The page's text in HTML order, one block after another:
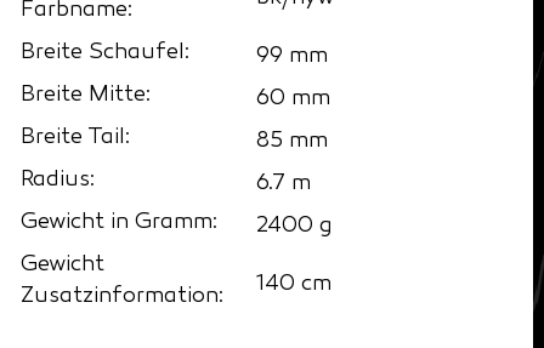
Farbname:
Breite Schaufel:
99 mm
Breite Mitte:
60 mm
Breite Tail:
85 mm
Radius:
6.7 m
Gewicht in Gramm:
2400 g
Gewicht
Zusatzinformation:
140 cm